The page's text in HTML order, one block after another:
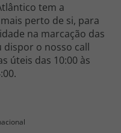
tem a
perto de si, para
na marcação das
dispor o nosso call
úteis das 10:00 às